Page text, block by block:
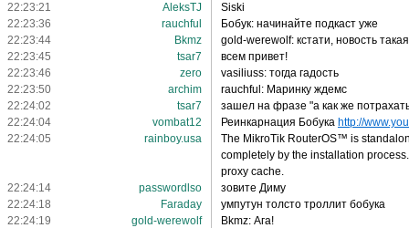
22:23:21
AleksTJ
Siski
22:23:36
rauchful
Бобук: начинайте подкаст уже
22:23:44
Bkmz
gold-werewolf: кстати, новость
22:23:45
tsar7
всем привет!
22:23:46
zero
vasiliuss: тогда гадость
22:23:50
archim
rauchful: Маринку ждемс
22:24:02
tsar7
зашел на фразе "а как же
22:24:04
vombat12 Реинкарнация Бобука http://
22:24:05
rainboy.usa
The MikroTik RouterOS™ is
completely by the installation
proxy cache.
22:24:14
passwordlso
зовите Диму
22:24:18
Faraday
умпутун толсто троллит бобука
22:24:19
gold-werewolf
Bkmz: Ага!